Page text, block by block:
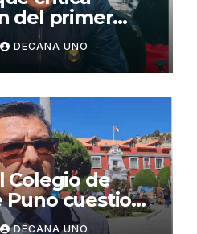
del primer
de Keiko
DECANA UNO
Colegio de
Puno cuestiona
seguridad
DECANA UNO